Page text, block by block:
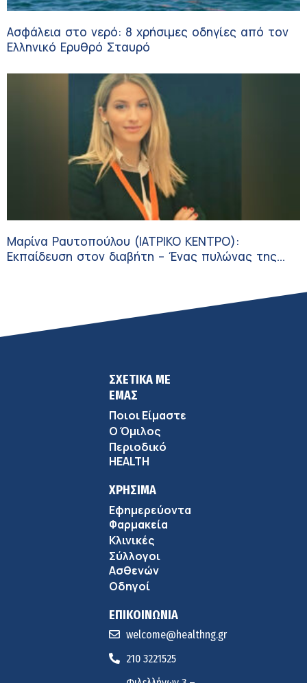
Ασφάλεια στο νερό: 8 χρήσιμες οδηγίες από τον
Ελληνικό Ερυθρό Σταυρό
Μαρίνα Ραυτοπούλου (ΙΑΤΡΙΚΟ ΚΕΝΤΡΟ):
Εκπαίδευση στον διαβήτη – Ένας πυλώνας της
ΣΧΕΤΙΚΑ ΜΕ
ΕΜΑΣ
Ποιοι Είμαστε
Ο Όμιλος
Περιοδικό
HEALTH
ΧΡΗΣΙΜΑ
Εφημερεύοντα
Φαρμακεία
Κλινικές
Σύλλογοι
Ασθενών
Οδηγοί
ΕΠΙΚΟΙΝΩΝΙΑ
welcome@healthng.gr
210 3221525